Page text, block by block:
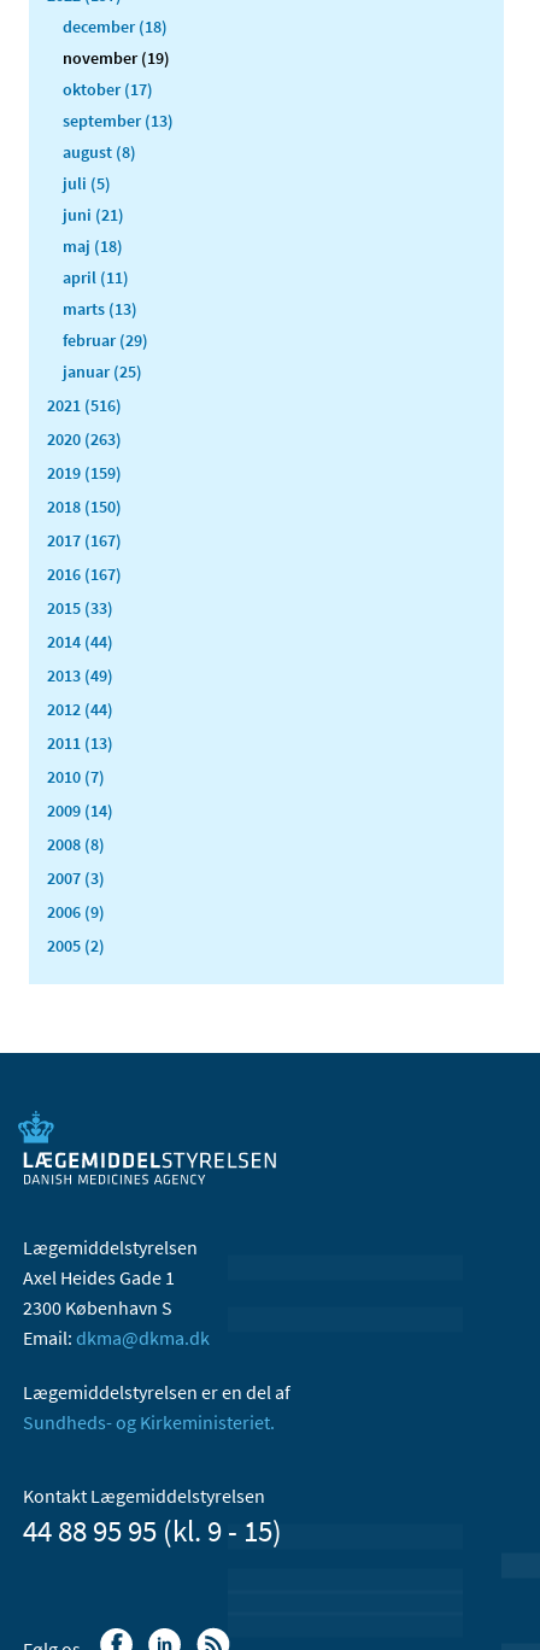
december (18)
november (19)
oktober (17)
september (13)
august (8)
juli (5)
juni (21)
maj (18)
april (11)
marts (13)
februar (29)
januar (25)
2021 (516)
2020 (263)
2019 (159)
2018 (150)
2017 (167)
2016 (167)
2015 (33)
2014 (44)
2013 (49)
2012 (44)
2011 (13)
2010 (7)
2009 (14)
2008 (8)
2007 (3)
2006 (9)
2005 (2)
Lægemiddelstyrelsen
Axel Heides Gade 1
2300 København S
Email: dkma@dkma.dk
Lægemiddelstyrelsen er en del af
Sundheds- og Kirkeministeriet.
Kontakt Lægemiddelstyrelsen
44 88 95 95 (kl. 9 - 15)